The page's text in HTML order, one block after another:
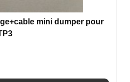
mini dumper pour